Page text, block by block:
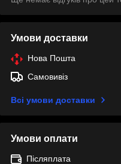
Умови доставки
Нова Пошта
Самовивіз
Всі умови доставки
Умови оплати
Післяплата